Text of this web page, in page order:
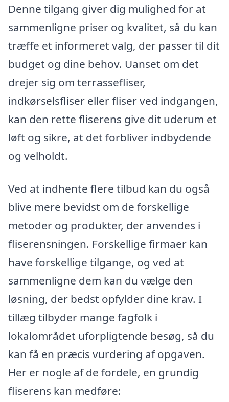
Denne tilgang giver dig mulighed for at
sammenligne priser og kvalitet, så du kan
træffe et informeret valg, der passer til dit
budget og dine behov. Uanset om det
drejer sig om terrassefliser,
indkørselsfliser eller fliser ved indgangen,
kan den rette fliserens give dit uderum et
løft og sikre, at det forbliver indbydende
og velholdt.
Ved at indhente flere tilbud kan du også
blive mere bevidst om de forskellige
metoder og produkter, der anvendes i
fliserensningen. Forskellige firmaer kan
have forskellige tilgange, og ved at
sammenligne dem kan du vælge den
løsning, der bedst opfylder dine krav. I
tillæg tilbyder mange fagfolk i
lokalområdet uforpligtende besøg, så du
kan få en præcis vurdering af opgaven.
Her er nogle af de fordele, en grundig
fliserens kan medføre: